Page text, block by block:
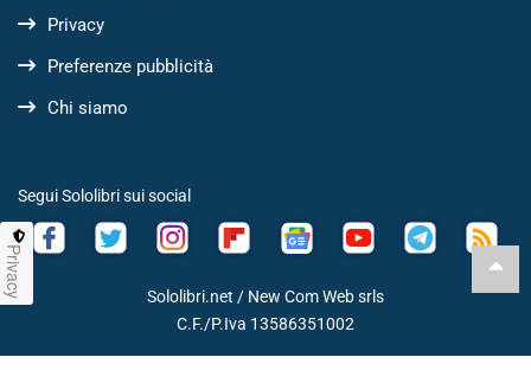
Privacy
Preferenze pubblicità
Chi siamo
Segui Sololibri sui social
Sololibri.net / New Com Web srls
C.F./P.Iva 13586351002
Privacy